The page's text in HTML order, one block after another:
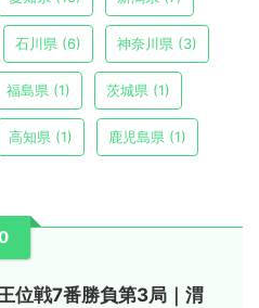
石川県 (6) 神奈川県 (3)
福島県 (1) 茨城県 (1)
高知県 (1) 鹿児島県 (1)
位戦7番勝負第3局｜渭